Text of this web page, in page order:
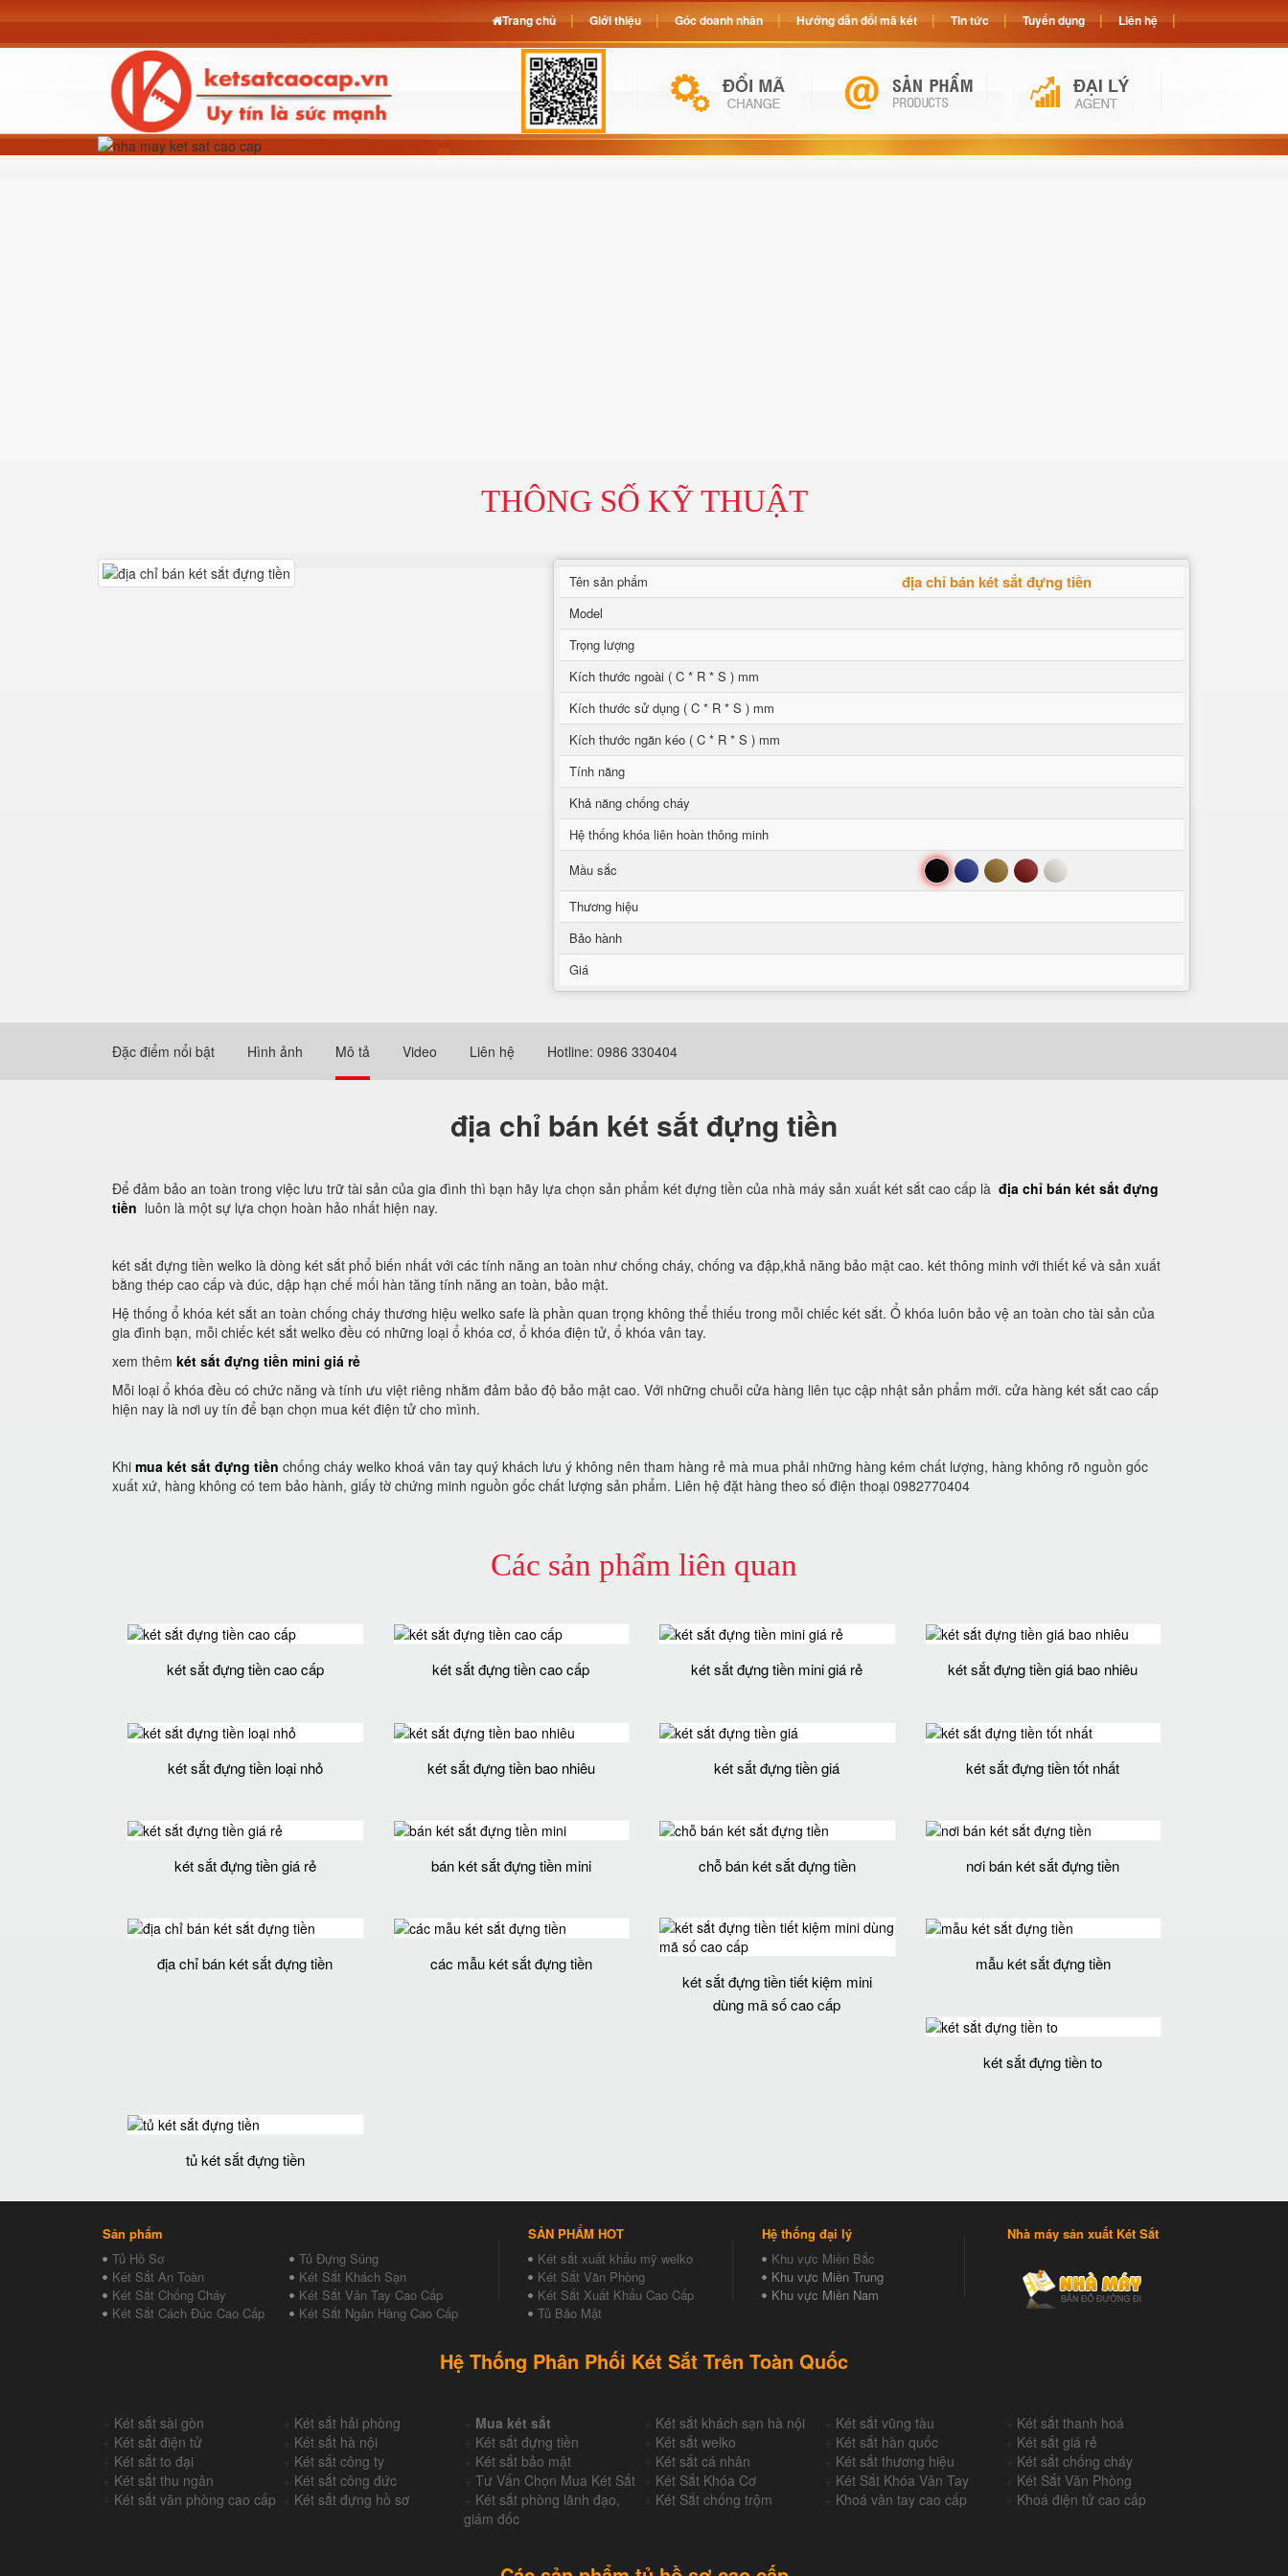
THÔNG SỐ KỸ THUẬT
Tên sản phẩm địa chỉ bán két sắt đựng tiền
Model
Trọng lượng
Kích thước ngoài ( C * R * S ) mm
Kích thước sử dụng ( C * R * S ) mm
Kích thước ngăn kéo ( C * R * S ) mm
Tính năng
Khả năng chống cháy
Hệ thống khóa liên hoàn thông minh
Mầu sắc
Đen Xanh Nâu Đỏ Trắng
Thương hiệu
Bảo hành
Giá
Đặc điểm nổi bật Hình ảnh Mô tả Video Liên hệ Hotline: 0986 330404
địa chỉ bán két sắt đựng tiền
Để đảm bảo an toàn trong việc lưu trữ tài sản của gia đình thì bạn hãy lựa chọn sản phẩm két đựng tiền của nhà máy sản xuất két sắt cao cấp là địa chỉ bán két sắt đựng
tiền luôn là một sự lựa chọn hoàn hảo nhất hiện nay.
két sắt đựng tiền welko là dòng két sắt phổ biến nhất với các tính năng an toàn như chống cháy, chống va đập,khả năng bảo mật cao. két thông minh với thiết kế và sản xuất
bằng thép cao cấp và đúc, dập hạn chế mối hàn tăng tính năng an toàn, bảo mật.
Hệ thống ổ khóa két sắt an toàn chống cháy thương hiệu welko safe là phần quan trọng không thể thiếu trong mỗi chiếc két sắt. Ổ khóa luôn bảo vệ an toàn cho tài sản của
gia đình bạn, mỗi chiếc két sắt welko đều có những loại ổ khóa cơ, ổ khóa điện tử, ổ khóa vân tay.
xem thêm két sắt đựng tiền mini giá rẻ
Mỗi loại ổ khóa đều có chức năng và tính ưu việt riêng nhằm đảm bảo độ bảo mật cao. Với những chuỗi cửa hàng liên tục cập nhật sản phẩm mới. cửa hàng két sắt cao cấp
hiện nay là nơi uy tín để bạn chọn mua két điện tử cho mình.
Khi mua két sắt đựng tiền chống cháy welko khoá vân tay quý khách lưu ý không nên tham hàng rẻ mà mua phải những hàng kém chất lượng, hàng không rõ nguồn gốc
xuất xứ, hàng không có tem bảo hành, giấy tờ chứng minh nguồn gốc chất lượng sản phẩm. Liên hệ đặt hàng theo số điện thoại 0982770404
Các sản phẩm liên quan
két sắt đựng tiền cao cấp két sắt đựng tiền cao cấp két sắt đựng tiền mini giá rẻ két sắt đựng tiền giá bao nhiêu
két sắt đựng tiền loại nhỏ két sắt đựng tiền bao nhiêu két sắt đựng tiền giá két sắt đựng tiền tốt nhất
két sắt đựng tiền giá rẻ bán két sắt đựng tiền mini chỗ bán két sắt đựng tiền nơi bán két sắt đựng tiền
địa chỉ bán két sắt đựng tiền
các mẫu két sắt đựng tiền
két sắt đựng tiền tiết kiệm mini
dùng mã số cao cấp
mẫu két sắt đựng tiền
két sắt đựng tiền to
tủ két sắt đựng tiền
Sản phẩm
Tủ Hồ Sơ
Tủ Đựng Súng
Két Sắt An Toàn
Két Sắt Khách Sạn
Két Sắt Chống Cháy
Két Sắt Vân Tay Cao Cấp
Két Sắt Cách Đúc Cao Cấp
Két Sắt Ngân Hàng Cao Cấp
SẢN PHẨM HOT
Két sắt xuất khẩu mỹ welko
Két Sắt Văn Phòng
Két Sắt Xuất Khẩu Cao Cấp
Tủ Bảo Mật
Hệ thống đại lý
Khu vực Miền Bắc
Khu vực Miền Trung
Khu vực Miền Nam
Nhà máy sản xuất Két Sắt
Hệ Thống Phân Phối Két Sắt Trên Toàn Quốc
Két sắt sài gòn Két sắt hải phòng Mua két sắt Két sắt khách sạn hà nội Két sắt vũng tàu
Két sắt thanh hoá
Két sắt điện tử Két sắt hà nội Két sắt đựng tiền Két sắt welko Két sắt hàn quốc
Két sắt giá rẻ
Két sắt to đại Két sắt công ty Két sắt bảo mật Két sắt cá nhân Két sắt thương hiệu
Két sắt chống cháy
Két sắt thu ngân Két sắt công đức Tư Vấn Chọn Mua Két Sắt Két Sắt Khóa Cơ Két Sắt Khóa Vân Tay
Két Sắt Văn Phòng
Két sắt văn phòng cao cấp Két sắt đựng hồ sơ
Két sắt phòng lãnh đạo,
giám đốc
Két Sắt chống trộm Khoá vân tay cao cấp Khoá điện tử cao cấp
Trang chủ Giới thiệu Góc doanh nhân Hướng dẫn đổi mã két Tin tức Tuyển dụng Liên hệ